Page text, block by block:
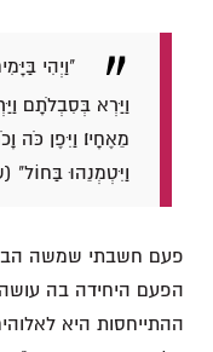
"וַיְהִי
וַיַּרְא בְּסִבְלֹתָם
מֵאֶחָיו׃ וַיִּפֶן כֹּה
וַיִּטְמְנֵהוּ בַּחוֹל"
פעם חשבתי שמשה
הפעם היחידה בה עושה
ההתייחסות היא